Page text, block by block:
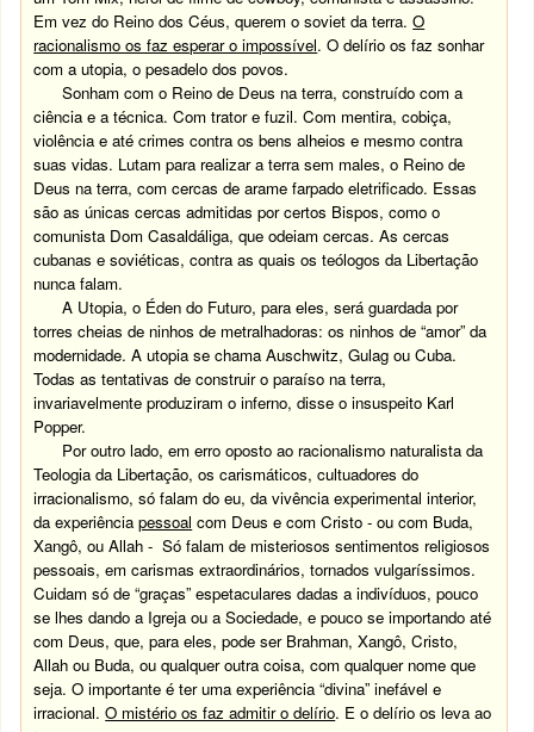
Em vez do Reino dos Céus, querem o soviet da terra.O
racionalismo os faz esperar o impossível. O delírio os faz sonhar
com a utopia, o pesadelo dos povos.
Sonham com o Reino de Deus na terra, construído com a
ciência e a técnica. Com trator e fuzil. Com mentira, cobiça,
violência e até crimes contra os bens alheios e mesmo contra
suas vidas. Lutam para realizar a terra sem males, o Reino de
Deus na terra, com cercas de arame farpado eletrificado. Essas
são as únicas cercas admitidas por certos Bispos, como o
comunista Dom Casaldáliga, que odeiam cercas. As cercas
cubanas e soviéticas, contra as quais os teólogos da Libertação
nunca falam.
A Utopia, o Éden do Futuro, para eles, será guardada por
torres cheias de ninhos de metralhadoras: os ninhos de “amor” da
modernidade. A utopia se chama Auschwitz, Gulag ou Cuba.
Todas as tentativas de construir o paraíso na terra,
invariavelmente produziram o inferno, disse o insuspeito Karl
Popper.
Por outro lado, em erro oposto ao racionalismo naturalista da
Teologia da Libertação, os carismáticos, cultuadores do
irracionalismo, só falam do eu, da vivência experimental interior,
da experiênciapessoal com Deus e com Cristo - ou com Buda,
Xangô, ou Allah - Só falam de misteriosos sentimentos religiosos
pessoais, em carismas extraordinários, tornados vulgaríssimos.
Cuidam só de “graças” espetaculares dadas a indivíduos, pouco
se lhes dando a Igreja ou a Sociedade, e pouco se importando até
com Deus, que, para eles, pode ser Brahman, Xangô, Cristo,
Allah ou Buda, ou qualquer outra coisa, com qualquer nome que
seja. O importante é ter uma experiência “divina” inefável e
irracional.O mistério os faz admitir o delírio. E o delírio os leva ao